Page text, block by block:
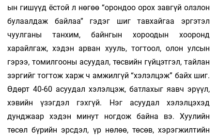
ын гишүүд ёстой л нөгөө “орондоо орох завгүй олзлон
булаалдаж байлаа” гэдэг шиг тавхайгаа эргэтэл
чуулганы танхим, байнгын хороодын хооронд
харайлгаж, хэдэн арван хууль, тогтоол, олон улсын
гэрээ, томилгооны асуудал, төсвийн гүйцэтгэл, тайлан
зэргийг тогтож харж ч амжилгүй “хэлэлцэж” байх шиг.
Өдөрт 40-60 асуудал хэлэлцэж, батлахыг яавч эрүүл,
хэвийн үзэгдэл гэхгүй. Нэг асуудал хэлэлцэхэд
дунджаар хэдэн минут ногдож байна вэ. Хуулийн
төсөл бүрийн эрсдэл, үр нөлөө, төсөв, хэрэгжилтийн